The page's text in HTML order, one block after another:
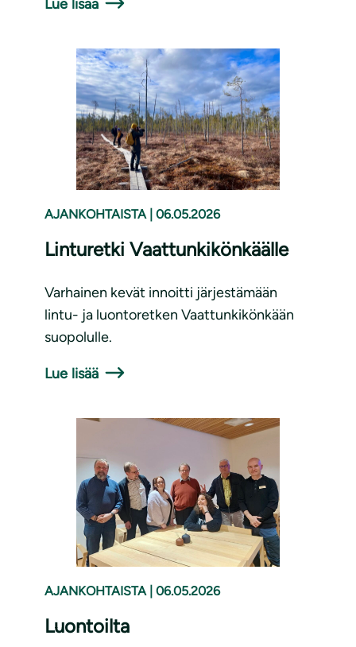
Lue lisää
AJANKOHTAISTA 06.05.2026
Linturetki Vaattunkikönkäälle
Varhainen kevät innoitti järjestämään
lintu- ja luontoretken Vaattunkikönkään
suopolulle.
Lue lisää
AJANKOHTAISTA 06.05.2026
Luontoilta